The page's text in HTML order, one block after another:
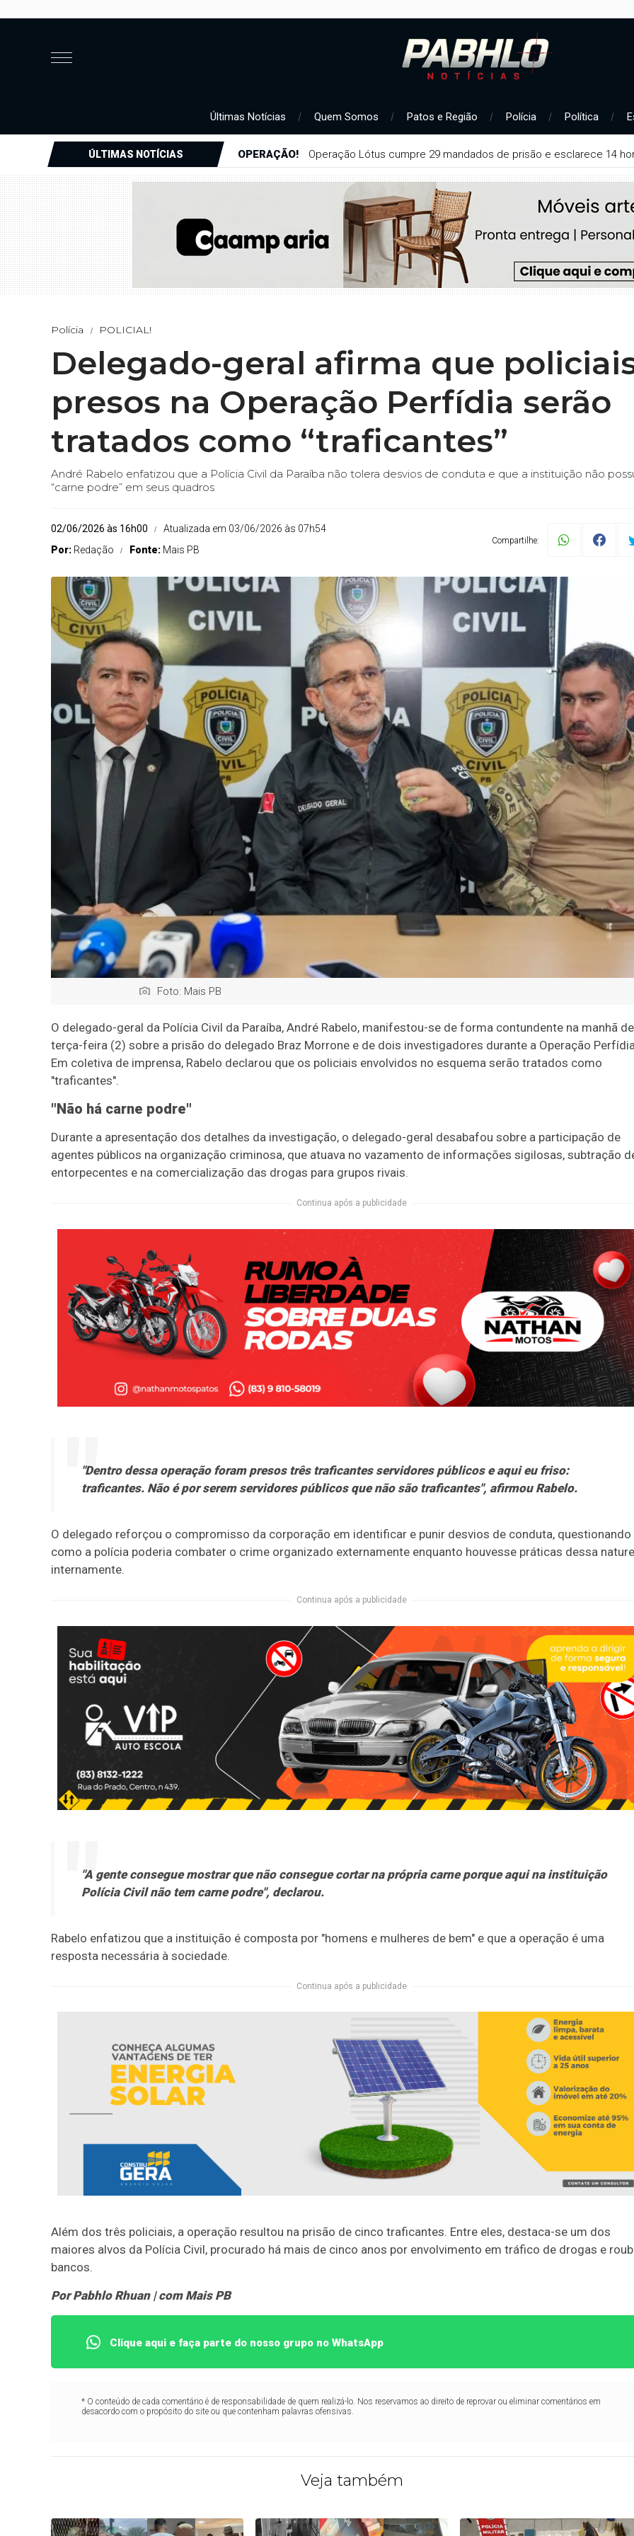
Últimas Notícias Quem Somos Patos e Região Polícia Política
ÚLTIMAS NOTÍCIAS OPERAÇÃO! Operação Lótus cumpre 29 mandados de prisão e esclarece 14
Polícia POLICIAL!
Delegado-geral afirma que
presos na Operação Perfídia serão
tratados como “traficantes”
André Rabelo enfatizou que a Polícia Civil da Paraíba não tolera desvios de conduta e que a instituição não
“carne podre” em seus quadros
02/06/2026 às 16h00
Atualizada em 03/06/2026 às 07h54
Por: Redação Fonte: Mais PB
Compartilhe:
Foto: Mais PB
O delegado-geral da Polícia Civil da Paraíba, André Rabelo, manifestou-se de forma contundente na manhã
terça-feira (2) sobre a prisão do delegado Braz Morrone e de dois investigadores durante a Operação
Em coletiva de imprensa, Rabelo declarou que os policiais envolvidos no esquema serão tratados como
"traficantes".
"Não há carne podre"
Durante a apresentação dos detalhes da investigação, o delegado-geral desabafou sobre a participação de
agentes públicos na organização criminosa, que atuava no vazamento de informações sigilosas, subtração
entorpecentes e na comercialização das drogas para grupos rivais.
Continua após a publicidade
"Dentro dessa operação foram presos três traficantes servidores públicos e aqui eu friso:
traficantes. Não é por serem servidores públicos que não são traficantes", afirmou Rabelo.
O delegado reforçou o compromisso da corporação em identificar e punir desvios de conduta, questionando
como a polícia poderia combater o crime organizado externamente enquanto houvesse práticas dessa
internamente.
Continua após a publicidade
"A gente consegue mostrar que não consegue cortar na própria carne porque aqui na instituição
Polícia Civil não tem carne podre", declarou.
Rabelo enfatizou que a instituição é composta por "homens e mulheres de bem" e que a operação é uma
resposta necessária à sociedade.
Continua após a publicidade
Além dos três policiais, a operação resultou na prisão de cinco traficantes. Entre eles, destaca-se um dos
maiores alvos da Polícia Civil, procurado há mais de cinco anos por envolvimento em tráfico de drogas e
bancos.
Por Pabhlo Rhuan | com Mais PB
Clique aqui e faça parte do nosso grupo no WhatsApp
* O conteúdo de cada comentário é de responsabilidade de quem realizá-lo. Nos reservamos ao direito de reprovar ou eliminar comentários em
desacordo com o propósito do site ou que contenham palavras ofensivas.
Veja também